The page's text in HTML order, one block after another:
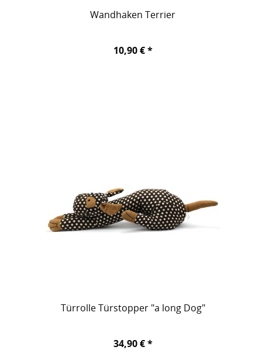
Wandhaken Terrier
10,90 € *
Türrolle Türstopper "a long Dog"
34,90 € *